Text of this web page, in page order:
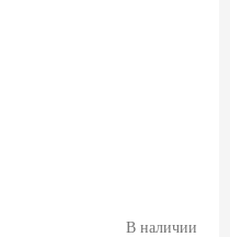
В наличии